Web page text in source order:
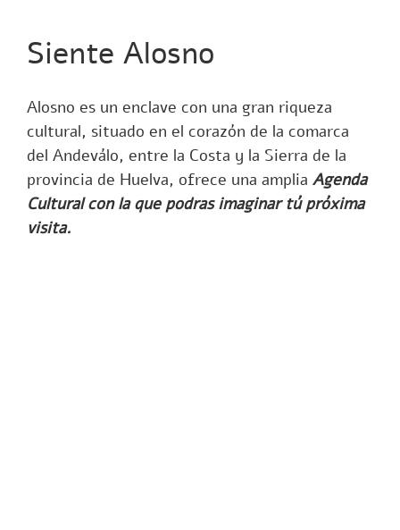
Siente Alosno
Alosno es un enclave con una gran riqueza
cultural, situado en el corazón de la comarca
del Andeválo, entre la Costa y la Sierra de la
provincia de Huelva, ofrece una amplia Agenda
Cultural con la que podras imaginar tú próxima
visita.